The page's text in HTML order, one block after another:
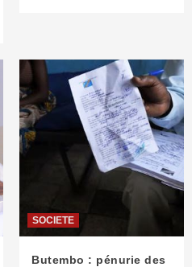
SOCIETE
Butembo : pénurie des